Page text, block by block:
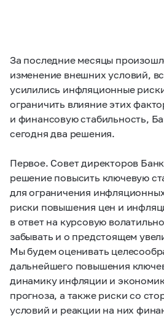
За последние месяцы
изменение внешних условий,
усилились инфляционные
ограничить влияние этих
и финансовую стабильность,
сегодня два решения.
Первое. Совет директоров
решение повысить ключевую
для ограничения
риски повышения цен и
в ответ на курсовую
забывать и о предстоящем
Мы будем оценивать
дальнейшего повышения
динамику инфляции и
прогноза, а также риски со
условий и реакции на них